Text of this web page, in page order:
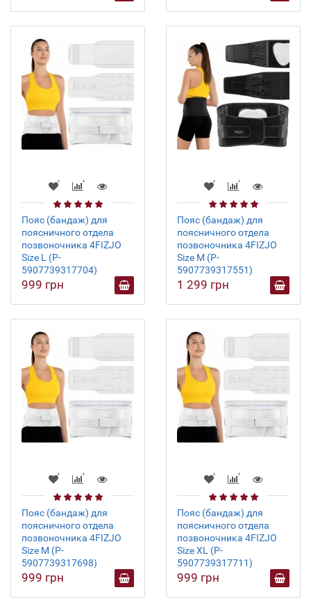
Пояс (бандаж) для
поясничного отдела
позвоночника 4FIZJO
Size L (P-
5907739317704)
999 грн
Пояс (бандаж) для
поясничного отдела
позвоночника 4FIZJO
Size M (P-
5907739317551)
1 299 грн
Пояс (бандаж) для
поясничного отдела
позвоночника 4FIZJO
Size M (P-
5907739317698)
999 грн
Пояс (бандаж) для
поясничного отдела
позвоночника 4FIZJO
Size XL (P-
5907739317711)
999 грн